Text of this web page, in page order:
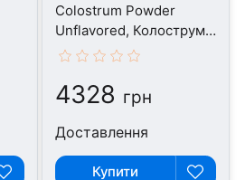
Colostrum Powder
Unflavored, Колострум,
150 г
4328 грн
Доставлення
Купити